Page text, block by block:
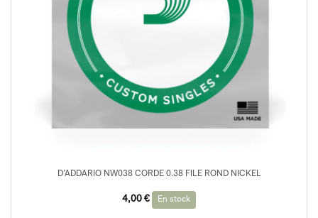
D’ADDARIO NW038 CORDE 0.38 FILE ROND NICKEL
4,00 € En stock